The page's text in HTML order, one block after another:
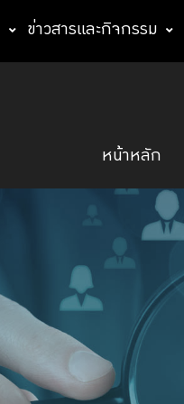
ข่าวสารและกิจกรรม
หน้าหลัก